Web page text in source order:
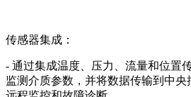
传感器集成：
- 通过集成温度、压力、流量和位置
监测介质参数，并将数据传输到中